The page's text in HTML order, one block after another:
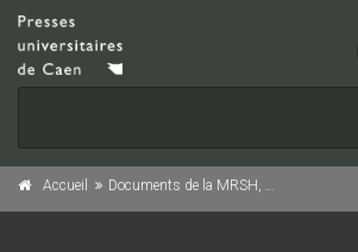
Accueil Documents de la MRSH, n° 6/1998